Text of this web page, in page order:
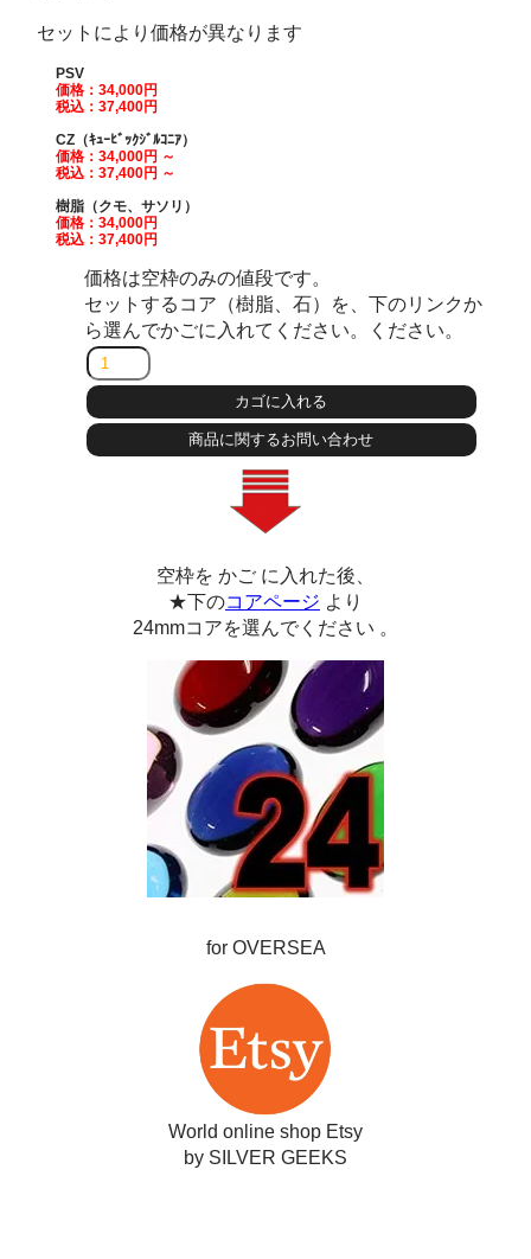
セットにより価格が異なります
PSV
価格：34,000円
税込：37,400円
CZ（ｷｭｰﾋﾞｯｸｼﾞﾙｺﾆｱ）
価格：34,000円 ～
税込：37,400円 ～
樹脂（クモ、サソリ）
価格：34,000円
税込：37,400円
価格は空枠のみの値段です。
セットするコア（樹脂、石）を、下のリンクか
ら選んでかごに入れてください。ください。
空枠を かご に入れた後、
★下のコアページ より
24mmコアを選んでください 。
for OVERSEA
World online shop Etsy
by SILVER GEEKS